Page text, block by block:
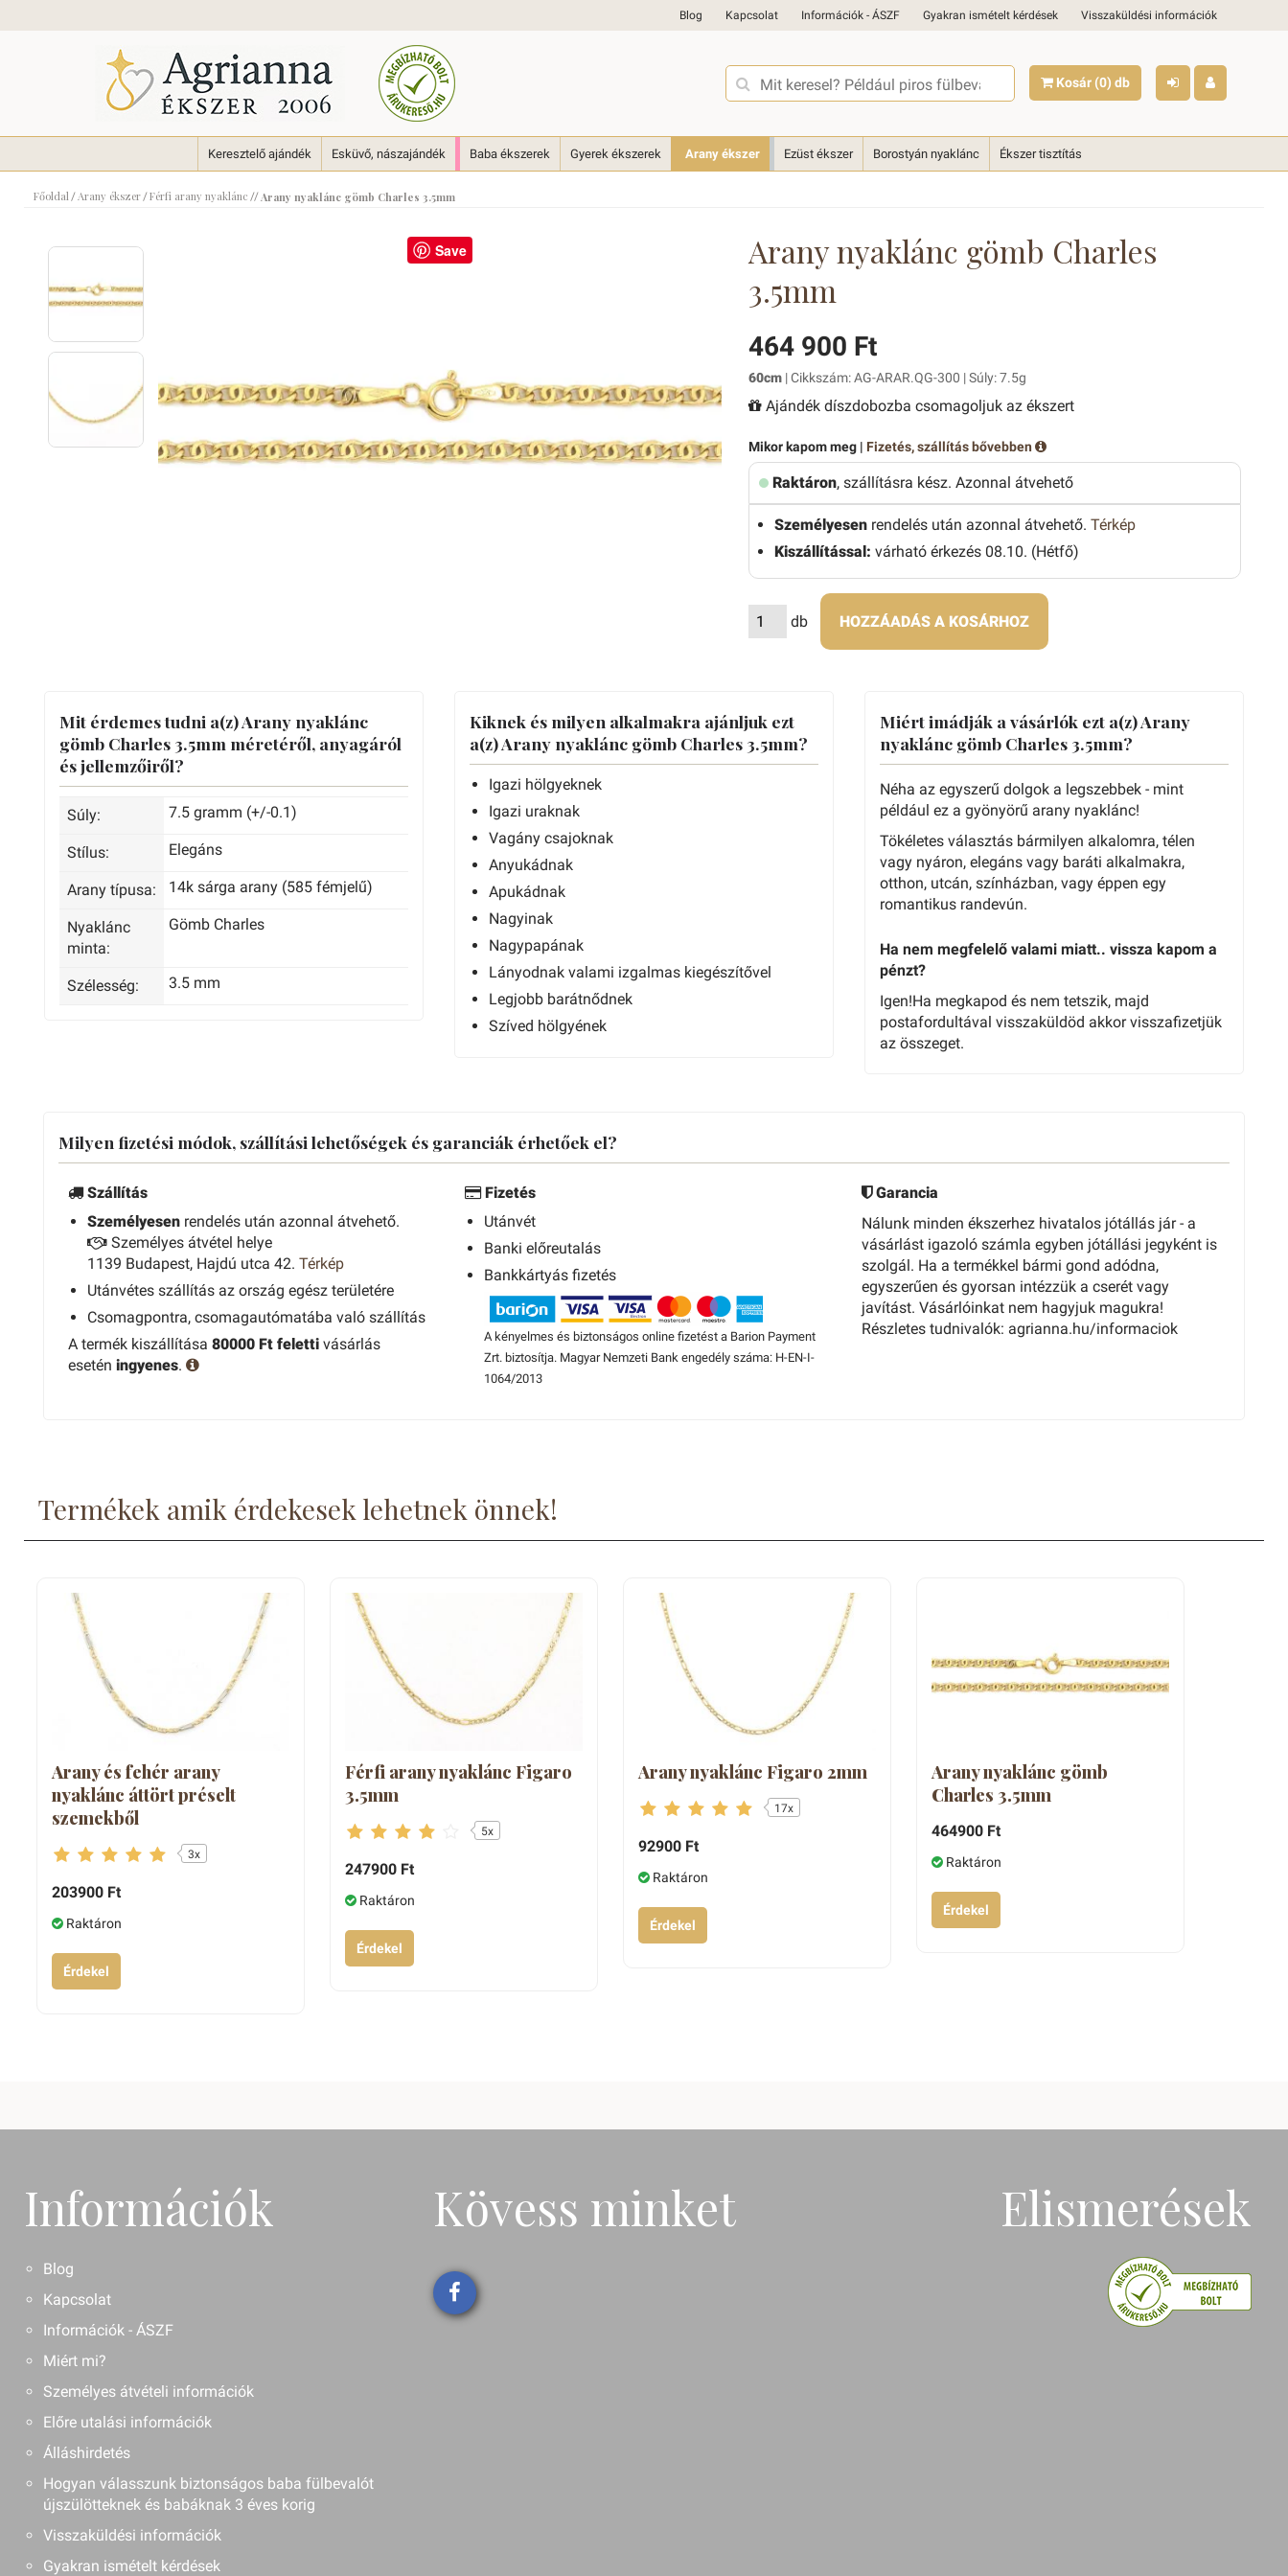
Blog Kapcsolat Információk - ÁSZF Gyakran ismételt kérdések Visszaküldési információk
Kosár (0) db
Keresztelő ajándék Esküvő, nászajándék Baba ékszerek Gyerek ékszerek Arany ékszer Ezüst ékszer Borostyán nyaklánc Ékszer tisztítás
Főoldal/Arany ékszer/Férfi arany nyaklánc //Arany nyaklánc gömb Charles 3.5mm
Save
Arany nyaklánc gömb Charles
3.5mm
464 900 Ft
60cm| Cikkszám: AG-ARAR.QG-300 | Súly: 7.5g
Ajándék díszdobozba csomagoljuk az ékszert
Mikor kapom meg | Fizetés, szállítás bővebben
Raktáron, szállításra kész. Azonnal átvehető
Személyesenrendelés után azonnal átvehető. Térkép
Kiszállítással: várható érkezés 08.10. (Hétfő)
db HOZZÁADÁS A KOSÁRHOZ
Mit érdemes tudni a(z) Arany nyaklánc
gömb Charles 3.5mm méretéről, anyagáról
és jellemzőiről?
Súly: 7.5 gramm (+/-0.1)
Stílus: Elegáns
Arany típusa: 14k sárga arany (585 fémjelű)
Nyaklánc
minta:
Gömb Charles
Szélesség: 3.5 mm
Kiknek és milyen alkalmakra ajánljuk ezt
a(z) Arany nyaklánc gömb Charles 3.5mm?
Igazi hölgyeknek
Igazi uraknak
Vagány csajoknak
Anyukádnak
Apukádnak
Nagyinak
Nagypapának
Lányodnak valami izgalmas kiegészítővel
Legjobb barátnődnek
Szíved hölgyének
Miért imádják a vásárlók ezt a(z) Arany
nyaklánc gömb Charles 3.5mm?
Néha az egyszerű dolgok a legszebbek - mint
például ez a gyönyörű arany nyaklánc!
Tökéletes választás bármilyen alkalomra, télen
vagy nyáron, elegáns vagy baráti alkalmakra,
otthon, utcán, színházban, vagy éppen egy
romantikus randevún.
Ha nem megfelelő valami miatt.. vissza kapom a
pénzt?
Igen!Ha megkapod és nem tetszik, majd
postafordultával visszaküldöd akkor visszafizetjük
az összeget.
Milyen fizetési módok, szállítási lehetőségek és garanciák érhetőek el?
Szállítás
Személyesen rendelés után azonnal átvehető.
Személyes átvétel helye
1139 Budapest, Hajdú utca 42. Térkép
Utánvétes szállítás az ország egész területére
Csomagpontra, csomagautómatába való szállítás
A termék kiszállítása 80000 Ft feletti vásárlás
esetén ingyenes.
Fizetés
Utánvét
Banki előreutalás
Bankkártyás fizetés
A kényelmes és biztonságos online fizetést a Barion Payment
Zrt. biztosítja. Magyar Nemzeti Bank engedély száma: H-EN-I-
1064/2013
Garancia
Nálunk minden ékszerhez hivatalos jótállás jár - a
vásárlást igazoló számla egyben jótállási jegyként is
szolgál. Ha a termékkel bármi gond adódna,
egyszerűen és gyorsan intézzük a cserét vagy
javítást. Vásárlóinkat nem hagyjuk magukra!
Részletes tudnivalók: agrianna.hu/informaciok
Termékek amik érdekesek lehetnek önnek!
Arany és fehér arany
nyaklánc áttört préselt
szemekből
3x
203900 Ft
Raktáron
Érdekel
Férfi arany nyaklánc Figaro
3.5mm
5x
247900 Ft
Raktáron
Érdekel
Arany nyaklánc Figaro 2mm
17x
92900 Ft
Raktáron
Érdekel
Arany nyaklánc gömb
Charles 3.5mm
464900 Ft
Raktáron
Érdekel
Információk
Blog
Kapcsolat
Információk - ÁSZF
Miért mi?
Személyes átvételi információk
Előre utalási információk
Álláshirdetés
Hogyan válasszunk biztonságos baba fülbevalót
újszülötteknek és babáknak 3 éves korig
Visszaküldési információk
Gyakran ismételt kérdések
Kövess minket Elismerések